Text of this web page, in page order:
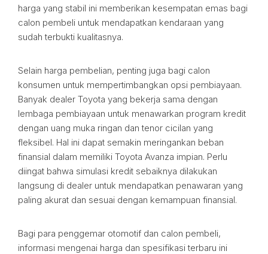
harga yang stabil ini memberikan kesempatan emas bagi
calon pembeli untuk mendapatkan kendaraan yang
sudah terbukti kualitasnya.
Selain harga pembelian, penting juga bagi calon
konsumen untuk mempertimbangkan opsi pembiayaan.
Banyak dealer Toyota yang bekerja sama dengan
lembaga pembiayaan untuk menawarkan program kredit
dengan uang muka ringan dan tenor cicilan yang
fleksibel. Hal ini dapat semakin meringankan beban
finansial dalam memiliki Toyota Avanza impian. Perlu
diingat bahwa simulasi kredit sebaiknya dilakukan
langsung di dealer untuk mendapatkan penawaran yang
paling akurat dan sesuai dengan kemampuan finansial.
Bagi para penggemar otomotif dan calon pembeli,
informasi mengenai harga dan spesifikasi terbaru ini